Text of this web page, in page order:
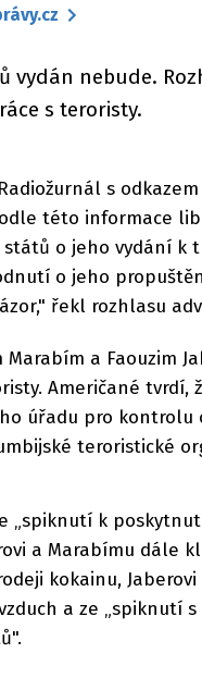
vydán nebude.
s teroristy.
s
této informace
států o jeho vydání k
o jeho
řekl rozhlasu
a Faouzim
Američané tvrdí,
úřadu pro kontrolu
teroristické
„spiknutí k
a Marabímu dále
kokainu,
a ze „spiknutí